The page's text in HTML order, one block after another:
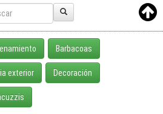
Barbacoas
exterior Decoración